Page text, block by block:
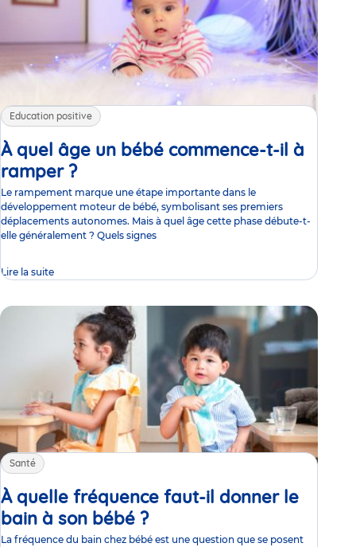
Education positive
À quel âge un bébé commence-t-il à
ramper ?Article
Le rampement marque une étape importante dans le
développement moteur de bébé, symbolisant ses premiers
déplacements autonomes. Mais à quel âge cette phase débute-t-
elle généralement ? Quels signes
Lire la suite
Santé
À quelle fréquence faut-il donner le
bain à son bébé ?Article
La fréquence du bain chez bébé est une question que se posent